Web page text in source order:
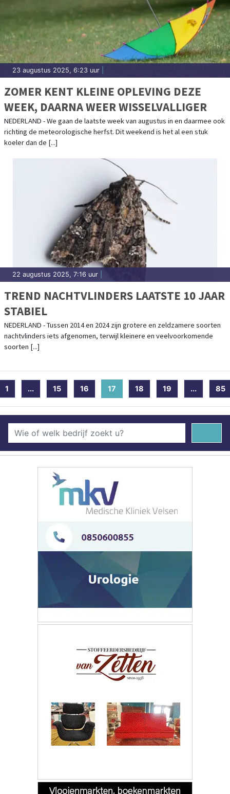
23 augustus 2025, 6:23 uur
ZOMER KENT KLEINE OPLEVING DEZE
WEEK, DAARNA WEER WISSELVALLIGER
NEDERLAND - We gaan de laatste week van augustus in en daarmee ook
richting de meteorologische herfst. Dit weekend is het al een stuk
koeler dan de [...]
22 augustus 2025, 7:16 uur
TREND NACHTVLINDERS LAATSTE 10 JAAR
STABIEL
NEDERLAND - Tussen 2014 en 2024 zijn grotere en zeldzamere soorten
nachtvlinders iets afgenomen, terwijl kleinere en veelvoorkomende
soorten [...]
1 ... 15 16 17 (current)
18 19 ... 85